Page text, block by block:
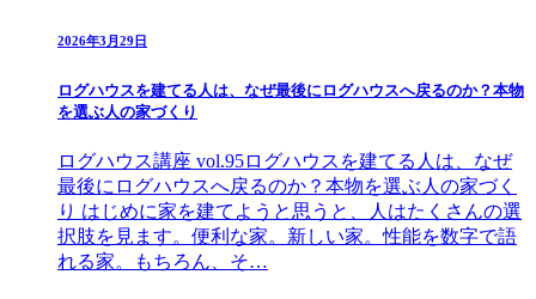
2026年3月29日
ログハウスを建てる人は、なぜ最後にログハウスへ戻るのか？本物
を選ぶ人の家づくり
ログハウス講座 vol.95ログハウスを建てる人は、なぜ
最後にログハウスへ戻るのか？本物を選ぶ人の家づく
り はじめに家を建てようと思うと、人はたくさんの選
択肢を見ます。便利な家。新しい家。性能を数字で語
れる家。もちろん、そ…